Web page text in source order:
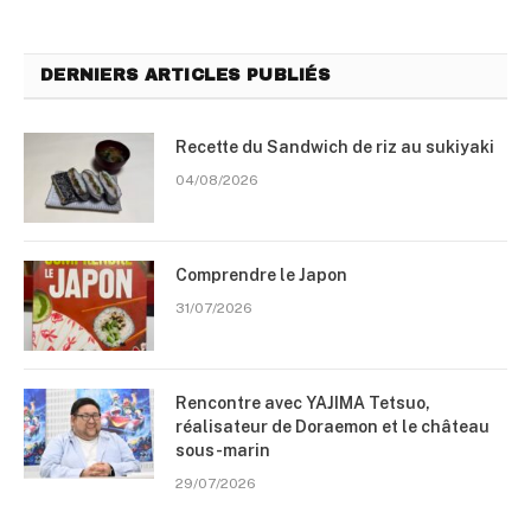
DERNIERS ARTICLES PUBLIÉS
Recette du Sandwich de riz au sukiyaki
04/08/2026
Comprendre le Japon
31/07/2026
Rencontre avec YAJIMA Tetsuo,
réalisateur de Doraemon et le château
sous-marin
29/07/2026